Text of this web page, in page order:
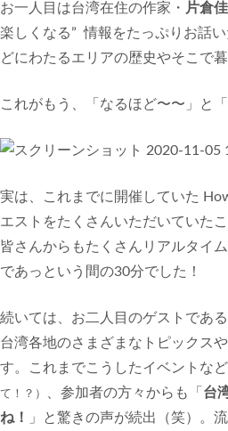
お一人目は台湾在住の作家・ 片倉
楽しくなる” 情報をたっぷりお話
どにわたるエリアの歴史やそこで
これがもう、「なるほど〜〜」と
実は、これまでに開催していた
エストをたくさんいただいていた
皆さんからもたくさんリアルタイ
であっという間の30分でした！
続いては、お二人目のゲストであ
台湾各地のさまざまなトピックス
す。これまでこうしたイベントな
て！？） 、参加者の方々からも「 台
ね！
」と驚きの声が続出（笑）。